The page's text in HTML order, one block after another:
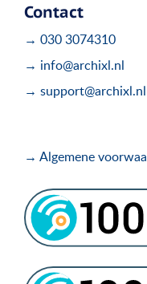
Contact
→ 030 3074310
→ info@archixl.nl
→ support@archixl.nl
→ Algemene